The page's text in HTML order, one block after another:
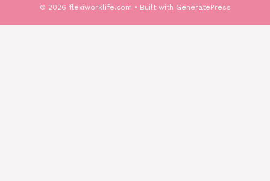
© 2026 flexiworklife.com • Built with GeneratePress